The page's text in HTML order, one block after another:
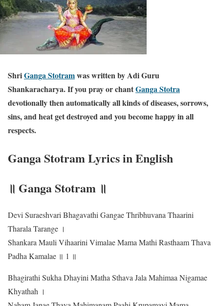
ShriGanga Stotramwas written byAdi Guru
Shankaracharya. If you pray or chantGanga Stotra
devotionally then automatically all kinds of diseases, sorrows,
sins, and heat get destroyed and you become happy in all
respects.
Ganga Stotram Lyrics in English
॥ Ganga Stotram ॥
Devi Suraeshvari Bhagavathi Gangae Thribhuvana Thaarini
Tharala Tarange ।
Shankara Mauli Vihaarini Vimalae Mama Mathi Rasthaam Thava
Padha Kamalae ॥ 1 ॥
Bhagirathi Sukha Dhayini Matha Sthava Jala Mahimaa Nigamae
Khyathah ।